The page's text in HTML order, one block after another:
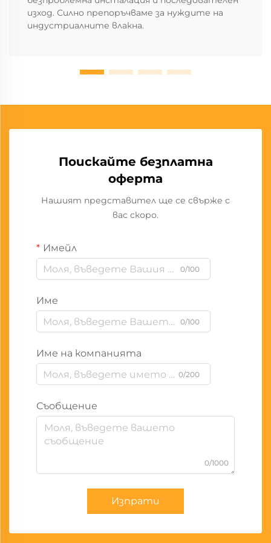
изход. Силно препоръчваме за нуждите на
индустриалните влакна.
Поискайте безплатна
оферта
Нашият представител ще се свърже с
вас скоро.
Имейл
0/100
Име
0/100
Име на компанията
0/200
Съобщение
0/1000
Изпрати